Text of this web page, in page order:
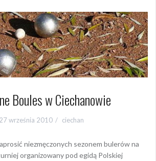
Boules w Ciechanowie
27 września 2010 ciechan
niezmęczonych sezonem bulerów na
organizowany pod egidą Polskiej